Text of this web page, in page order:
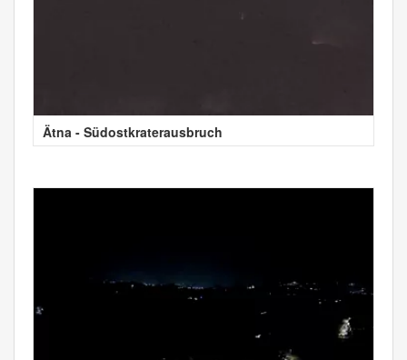
Ätna - Südostkraterausbruch